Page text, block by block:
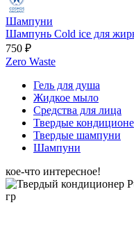
Шампуни
Шампунь Cold ice для
750 ₽
Zero Waste
Гель для душа
Жидкое мыло
Средства для лица
Твердые
Твердые шампуни
Шампуни
кое-что интересное!